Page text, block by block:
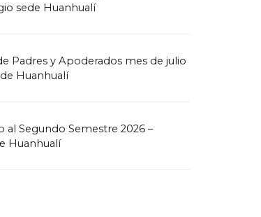
sede Huanhualí
Padres y Apoderados mes de julio
Huanhualí
al Segundo Semestre 2026 –
Huanhualí